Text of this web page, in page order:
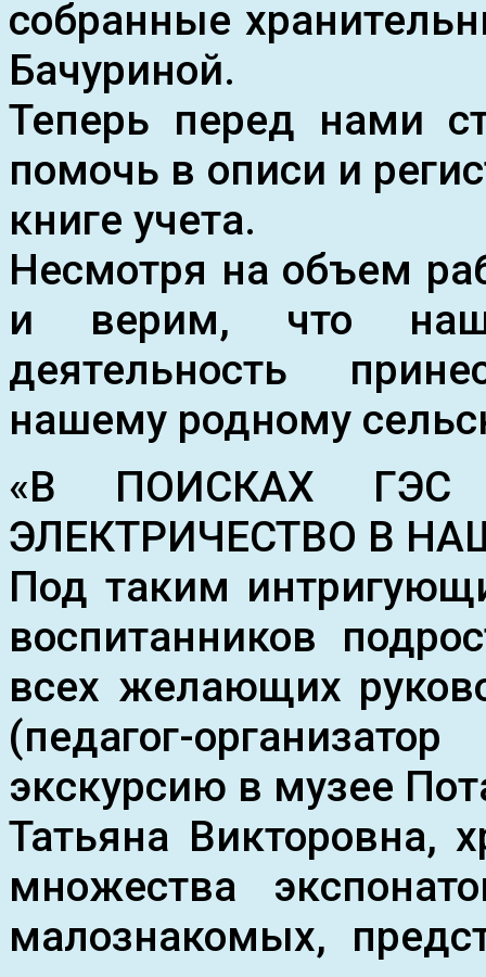
собранные
Бачуриной.
Теперь перед нами
помочь в описи и
книге учета.
Несмотря на объем
и верим, что
деятельность
нашему родному
«В ПОИСКАХ
ЭЛЕКТРИЧЕСТВО В
Под таким
воспитанников
всех желающих
(педагог-
экскурсию в музее
Татьяна Викторовна,
множества
малознакомых,